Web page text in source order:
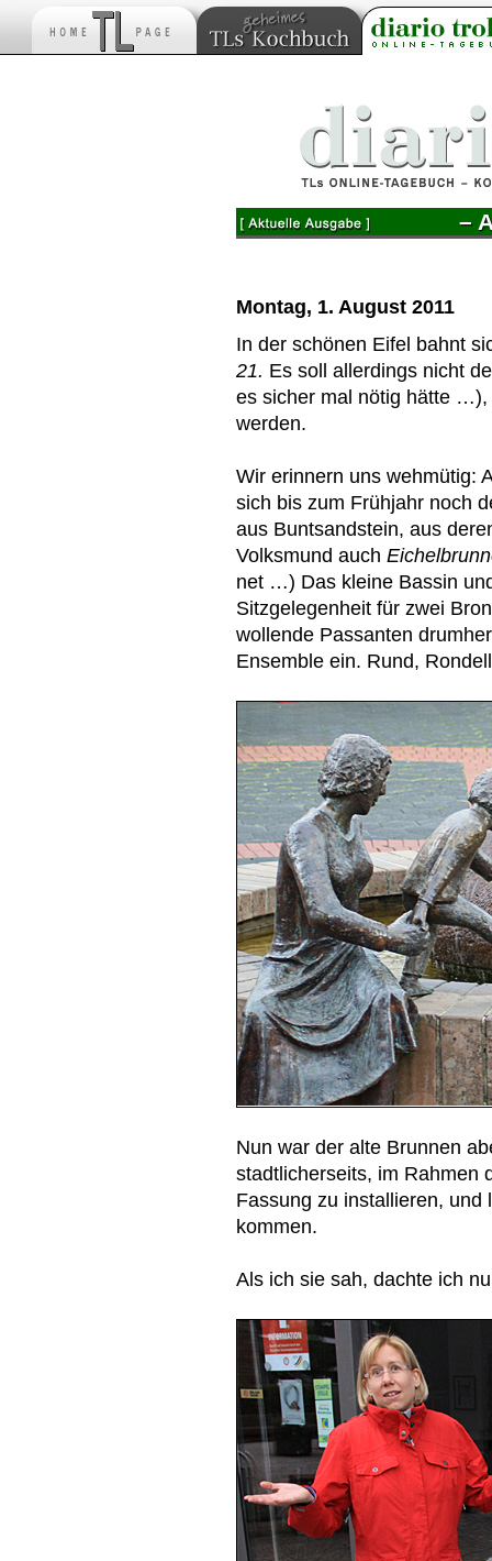
–
Montag, 1. August 2011
In der schönen Eifel bahnt
21. Es soll allerdings nicht
es sicher mal nötig hätte
werden.
Wir erinnern uns wehmütig:
sich bis zum Frühjahr noch
aus Buntsandstein, aus
Volksmund auch
net …) Das kleine Bassin
Sitzgelegenheit für zwei
wollende Passanten
Ensemble ein. Rund,
Nun war der alte Brunnen
stadtlicherseits, im Rahmen
Fassung zu installieren,
kommen.
Als ich sie sah, dachte ich